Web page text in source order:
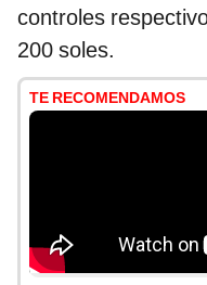
controles
200 soles.
TE RECOMENDAMOS